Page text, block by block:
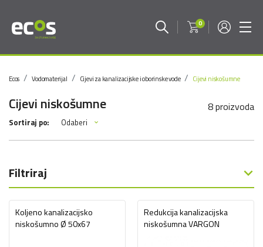
0
Ecos Vodomaterijal Cijevi za kanalizacijske i oborinske vode Cijevi niskošumne
Cijevi niskošumne 8 proizvoda
Sortiraj po: Odaberi
Filtriraj
Koljeno kanalizacijsko
niskošumno Ø 50x67
Redukcija kanalizacijska
niskošumna VARGON